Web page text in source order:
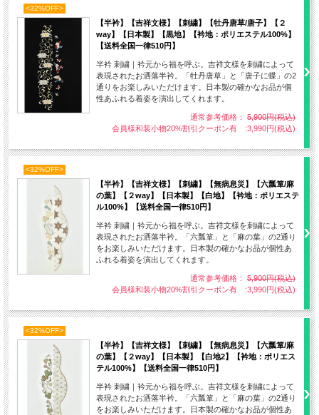
<32%OFF>
【半衿】【吉祥文様】【刺繍】【牡丹唐草/唐子】【２
way】【日本製】【黒地】【衿地：ポリエステル100%】
【送料全国一律510円】
半衿 刺繍｜衿元から福を呼ぶ。吉祥文様を刺繍によって
表現されたお洒落半衿。「牡丹唐草」と「唐子に蝶」の2
通りをお楽しみいただけます。日本製の確かなお品が個
性あふれる着姿を演出してくれます。
通常参考価格： 5,900円(税込)
会員様和装小物20%割引クーポン有 :3,990円(税込)
<32%OFF>
【半衿】【吉祥文様】【刺繍】【無病息災】【六瓢箪/麻
の葉】【２way】【日本製】【白地】【衿地：ポリエステ
ル100%】【送料全国一律510円】
半衿 刺繍｜衿元から福を呼ぶ。吉祥文様を刺繍によって
表現されたお洒落半衿。「六瓢箪」と「麻の葉」の2通り
をお楽しみいただけます。日本製の確かなお品が個性あ
ふれる着姿を演出してくれます。
通常参考価格： 5,900円(税込)
会員様和装小物20%割引クーポン有 :3,990円(税込)
<32%OFF>
【半衿】【吉祥文様】【刺繍】【無病息災】【六瓢箪/麻
の葉】【２way】【日本製】【白地2】【衿地：ポリエス
テル100%】【送料全国一律510円】
半衿 刺繍｜衿元から福を呼ぶ。吉祥文様を刺繍によって
表現されたお洒落半衿。「六瓢箪」と「麻の葉」の2通り
をお楽しみいただけます。日本製の確かなお品が個性あ